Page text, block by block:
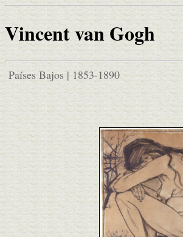
Vincent van Gogh
Países Bajos | 1853-1890